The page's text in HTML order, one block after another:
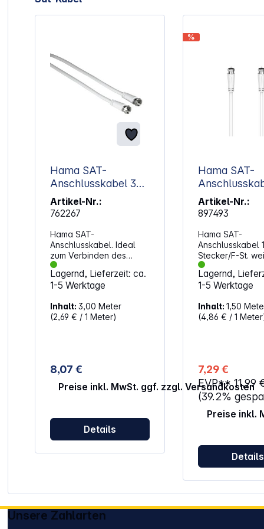
Hama SAT-
Anschlusskabel 3m
F-Stecker/F-
Artikel-Nr.:
762267
Hama SAT-
Anschlusskabel. Ideal
zum Verbinden des
digitalen
Satellitenreceivers mit
einer Satellitendose mit
F-Stecker / F-Stecker
Kabellänge: 3,0 m Farbe:
Lagernd, Lieferzeit: ca.
1-5 Werktage
Inhalt:3,00 Meter
(2,69 € / 1 Meter)
8,07 €
Preise inkl. MwSt. ggf. zzgl. Versandkosten
Details
%
Hama SAT-
1,5m F-Stecker/F-
St. weiß 90dB
Artikel-Nr.:
897493
Hama SAT-
Anschlusskabel
Stecker/F-St.
205063.
Farbe: weiß Anschluss: F-
Stecker Zur Übertragung
Videosignals
z.B.
fach geschirmt Art:
Antennenkabel
Ausführung: SAT
Receiver
Schirmungsmaß:
90 Dezibel
Geflecht +
Lagernd,
1-5 Werktage
Inhalt:1,50
(4,86 € / 1
7,29 €
EVP**11,99
(39.2%
Preise inkl.
Details
Unsere Zahlarten